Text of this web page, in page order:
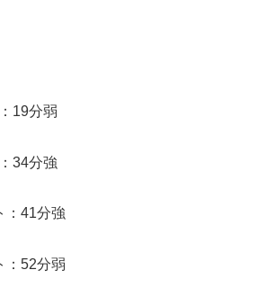
19分弱
34分強
41分強
52分弱